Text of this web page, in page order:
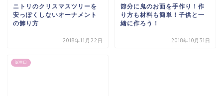
ニトリのクリスマスツリーを
安っぽくしないオーナメント
の飾り方
2018年11月22日
節分に鬼のお面を手作り！作
り方も材料も簡単！子供と一
緒に作ろう！
2018年10月31日
誕生日